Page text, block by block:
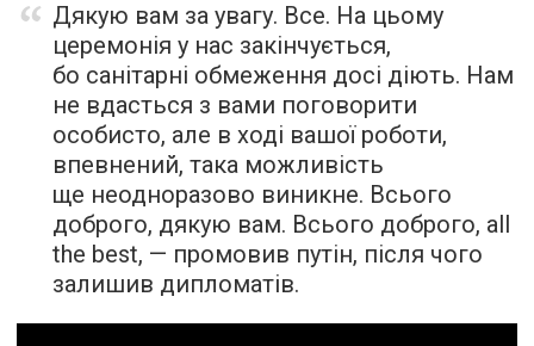
Дякую вам за увагу. Все. На цьому
церемонія у нас закінчується,
бо санітарні обмеження досі діють. Нам
не вдасться з вами поговорити
особисто, але в ході вашої роботи,
впевнений, така можливість
ще неодноразово виникне. Всього
доброго, дякую вам. Всього доброго, аll
the best, — промовив путін, після чого
залишив дипломатів.